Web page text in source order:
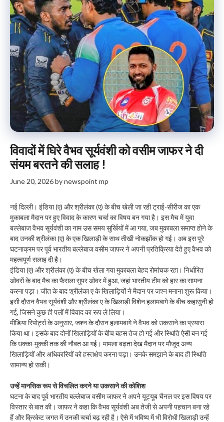
विवादों में घिरे वैभव सूर्यवंशी को वसीम जाफर ने दी
संयम बरतने की सलाह !
June 20, 2026bynewspoint mp
नई दिल्ली। इंडिया (ए) और श्रीलंका (ए) के बीच खेली जा रही ट्राई-सीरीज का एक
मुकाबला मैदान पर हुए विवाद के कारण चर्चा का विषय बन गया है। इस मैच में युवा
बल्लेबाज वैभव सूर्यवंशी का नाम उस समय सुर्खियों में आ गया, जब मुकाबला समाप्त होने के
बाद उनकी श्रीलंका (ए) के एक खिलाड़ी के साथ तीखी नोकझोंक हो गई। अब इस पूरे
घटनाक्रम पर पूर्व भारतीय बल्लेबाज वसीम जाफर ने अपनी प्रतिक्रिया देते हुए वैभव को
महत्वपूर्ण सलाह दी है।
इंडिया (ए) और श्रीलंका (ए) के बीच खेला गया मुकाबला बेहद रोमांचक रहा। निर्धारित
ओवरों के बाद मैच का फैसला सुपर ओवर में हुआ, जहां भारतीय टीम को हार का सामना
करना पड़ा। जीत के बाद श्रीलंका ए के खिलाड़ियों ने मैदान पर जश्न मनाना शुरू किया।
इसी दौरान वैभव सूर्यवंशी और श्रीलंका ए के खिलाड़ी विशेन हलामबागे के बीच कहासुनी हो
गई, जिसने कुछ ही पलों में विवाद का रूप ले लिया।
मीडिया रिपोर्ट्स के अनुसार, जश्न के दौरान हलामबागे ने वैभव को उकसाने का प्रयास
किया था। इसके बाद दोनों खिलाड़ियों के बीच बहस तेज हो गई और स्थिति ऐसी बन गई
कि धक्का-मुक्की तक की नौबत आ गई। मामला बढ़ता देख मैदान पर मौजूद अन्य
खिलाड़ियों और अधिकारियों को हस्तक्षेप करना पड़ा। उनके समझाने के बाद ही स्थिति
सामान्य हो सकी।
उन्हें मानसिक रूप से विचलित करने या उकसाने की कोशिश
घटना के बाद पूर्व भारतीय बल्लेबाज वसीम जाफर ने अपने यूट्यूब चैनल पर इस विषय पर
विस्तार से बात की। जाफर ने कहा कि वैभव सूर्यवंशी अब तेजी से अपनी पहचान बना रहे
हैं और क्रिकेट जगत में उनकी चर्चा बढ़ रही है। ऐसे में भविष्य में भी विरोधी खिलाड़ी उन्हें